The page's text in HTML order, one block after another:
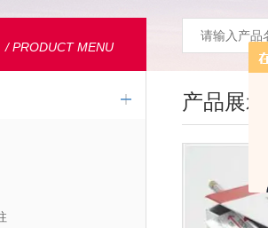
/ PRODUCT MENU
产品展示